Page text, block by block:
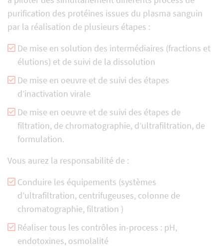
purification des protéines issues du plasma sanguin
par la réalisation de plusieurs étapes :
De mise en solution des intermédiaires (fractions et
élutions) et de suivi de la dissolution
De mise en oeuvre et de suivi des étapes
d’inactivation virale
De mise en oeuvre et de suivi des étapes de
filtration, de chromatographie, d’ultrafiltration, de
formulation.
Vous aurez la responsabilité de :
Conduire les équipements (systèmes
d’ultrafiltration, centrifugeuses, colonne de
chromatographie, filtration )
Réaliser tous les contrôles in-process : pH,
endotoxines, osmolalité